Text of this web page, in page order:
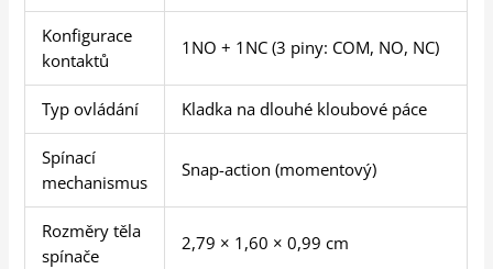
Konfigurace
kontaktů
1NO + 1NC (3 piny: COM, NO, NC)
Typ ovládání Kladka na dlouhé kloubové páce
Spínací
mechanismus
Snap-action (momentový)
Rozměry těla
spínače
2,79 × 1,60 × 0,99 cm